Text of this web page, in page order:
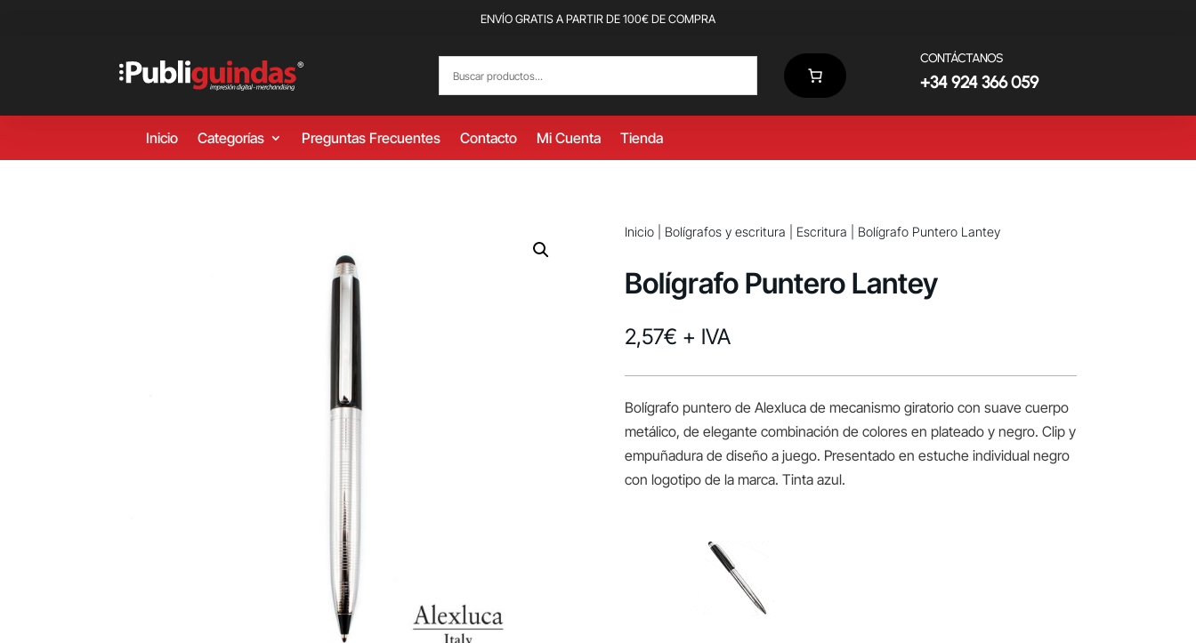
ENVÍO GRATIS A PARTIR DE 100€ DE COMPRA
CONTÁCTANOS
+34 924 366 059
Inicio Categorías Preguntas Frecuentes Contacto Mi Cuenta Tienda
Inicio| Bolígrafos y escritura Escritura | Bolígrafo Puntero Lantey
Bolígrafo Puntero Lantey
2,57€ + IVA
Bolígrafo puntero de Alexluca de mecanismo giratorio con suave cuerpo
metálico, de elegante combinación de colores en plateado y negro. Clip y
empuñadura de diseño a juego. Presentado en estuche individual negro
con logotipo de la marca. Tinta azul.